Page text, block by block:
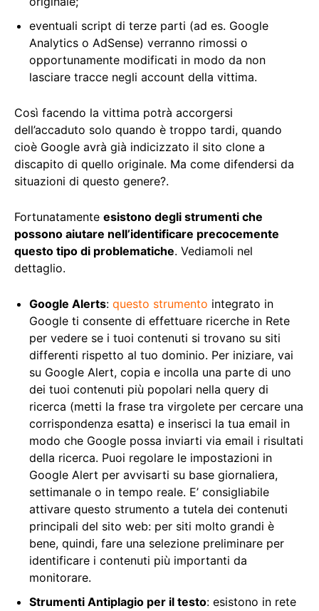
eventuali script di terze parti (ad es. Google
Analytics o AdSense) verranno rimossi o
opportunamente modificati in modo da non
lasciare tracce negli account della vittima.
Così facendo la vittima potrà accorgersi
dell’accaduto solo quando è troppo tardi, quando
cioè Google avrà già indicizzato il sito clone a
discapito di quello originale. Ma come difendersi da
situazioni di questo genere?.
Fortunatamente esistono degli strumenti che
possono aiutare nell’identificare precocemente
questo tipo di problematiche. Vediamoli nel
dettaglio.
Google Alerts: questo strumento integrato in
Google ti consente di effettuare ricerche in Rete
per vedere se i tuoi contenuti si trovano su siti
differenti rispetto al tuo dominio. Per iniziare, vai
su Google Alert, copia e incolla una parte di uno
dei tuoi contenuti più popolari nella query di
ricerca (metti la frase tra virgolete per cercare una
corrispondenza esatta) e inserisci la tua email in
modo che Google possa inviarti via email i risultati
della ricerca. Puoi regolare le impostazioni in
Google Alert per avvisarti su base giornaliera,
settimanale o in tempo reale. E’ consigliabile
attivare questo strumento a tutela dei contenuti
principali del sito web: per siti molto grandi è
bene, quindi, fare una selezione preliminare per
identificare i contenuti più importanti da
monitorare.
Strumenti Antiplagio per il testo: esistono in rete